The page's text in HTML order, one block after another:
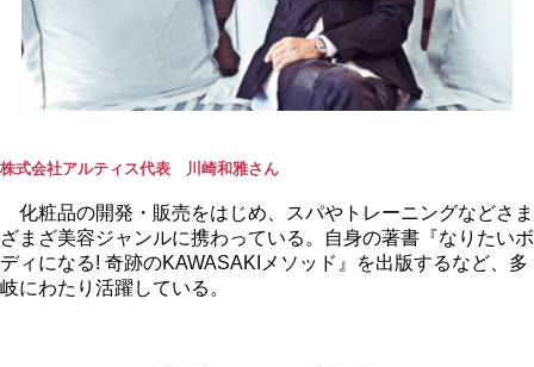
株式会社アルティス代表 川崎和雅さん
化粧品の開発・販売をはじめ、スパやトレーニングなどさま
ざまざ美容ジャンルに携わっている。自身の著書『なりたいボ
ディになる! 奇跡のKAWASAKIメソッド』を出版するなど、多
岐にわたり活躍している。